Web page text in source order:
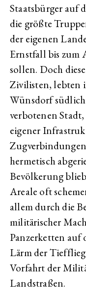
Staatsbürger auf
die größte
der eigenen
Ernstfall bis zum
sollen. Doch
Zivilisten, lebten
Wünsdorf
verbotenen
eigener
hermetisch
Bevölkerung
Areale oft
allem durch die
militärischer
Panzerketten auf
Lärm der
Vorfahrt der
Landstraßen.